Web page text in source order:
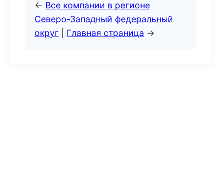
← Все компании в регионе
Северо-Западный федеральный
округ
Главная страница →